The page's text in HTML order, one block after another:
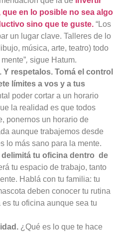
en lo posible no sea algo
sino que te guste. “Los
un lugar clave. Talleres de lo
música, arte, teatro) todo
, sigue Hatum.
Y respetalos. Tomá el control
límites a vos y a tus
poder cortar a un horario
la realidad es que todos
ponernos un horario de
aunque trabajemos desde
lo más sano para la mente.
delimitá tu oficina dentro de
tu espacio de trabajo, tanto
Hablá con tu familia: tu
deben conocer tu rutina
tu oficina aunque sea tu
¿Qué es lo que te hace